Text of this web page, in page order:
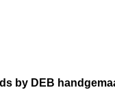
by DEB